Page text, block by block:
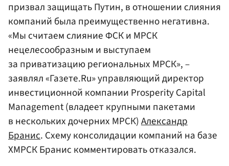
призвал защищать Путин, в отношении слияния
компаний была преимущественно негативна.
«Мы считаем слияние ФСК и МРСК
нецелесообразным и выступаем
за приватизацию региональных МРСК», –
заявлял «Газете.Ru» управляющий директор
инвестиционной компании Prosperity Capital
Management (владеет крупными пакетами
в нескольких дочерних МРСК)Александр
Бранис. Схему консолидации компаний на базе
ХМРСК Бранис комментировать отказался.